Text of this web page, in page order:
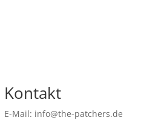
Kontakt
E-Mail: info@the-patchers.de